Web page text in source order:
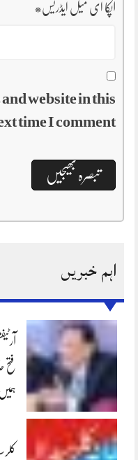
آپکا ای میل ایڈریس*
website in this
time I comment.
اہم خبریں